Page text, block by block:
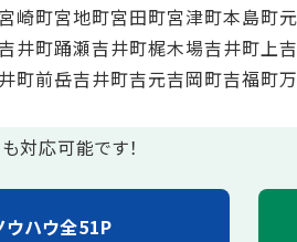
宮崎町宮地町宮田町宮津町本島町
井町踊瀬吉井町梶木場吉井町上
町前岳吉井町吉元吉岡町吉福町
対応可能です！
ハウ全51P